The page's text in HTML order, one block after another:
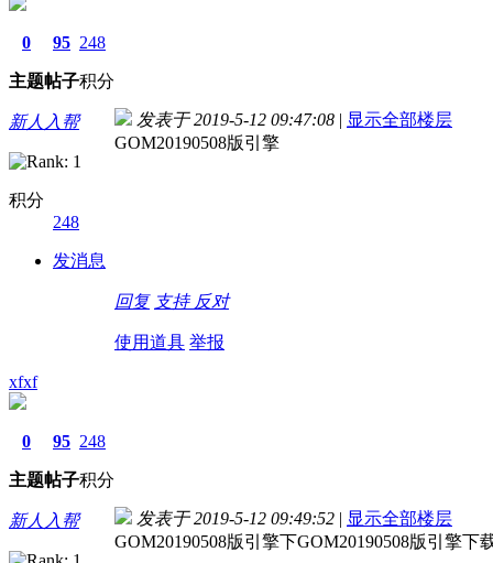
0
主题
95
帖子
248
积分
新人入帮
积分
248
发消息
发表于 2019-5-12 09:47:08 | 显示全部楼层
GOM20190508版引擎
回复 支持 反对
使用道具 举报
xfxf
0
主题
95
帖子
248
积分
新人入帮 发表于 2019-5-12 09:49:52 | 显示全部楼层
GOM20190508版引擎下GOM20190508版引擎下